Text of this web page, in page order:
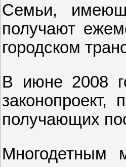
Семьи,
получают
городском
В июне 2008
получающих
Многодетным